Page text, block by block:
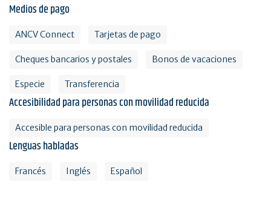
Medios de pago
ANCV Connect Tarjetas de pago
Cheques bancarios y postales Bonos de vacaciones
Especie Transferencia
Accesibilidad para personas con movilidad reducida
Accesible para personas con movilidad reducida
Lenguas habladas
Francés Inglés Español